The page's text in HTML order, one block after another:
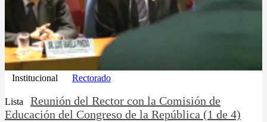
Institucional Rectorado
Lista
Reunión del Rector con la Comisión de
Educación del Congreso de la República (1 de 4)